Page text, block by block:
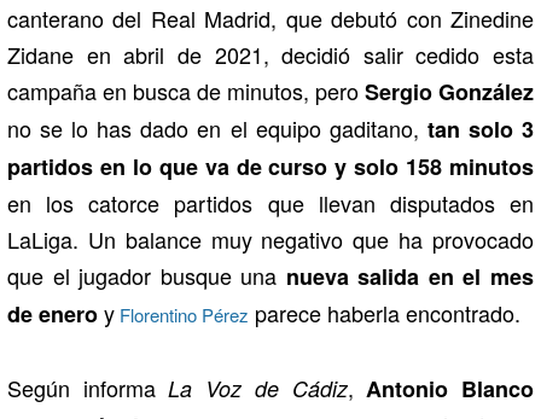
canterano del Real Madrid, que debutó con Zinedine
Zidane en abril de 2021, decidió salir cedido esta
campaña en busca de minutos, peroSergio González
no se lo has dado en el equipo gaditano, tan solo 3
partidos en lo que va de curso y solo 158 minutos
en los catorce partidos que llevan disputados en
LaLiga. Un balance muy negativo que ha provocado
que el jugador busque una nueva salida en el mes
de eneroy Florentino Pérez parece haberla encontrado.
Según informaLa Voz de Cádiz, Antonio Blanco